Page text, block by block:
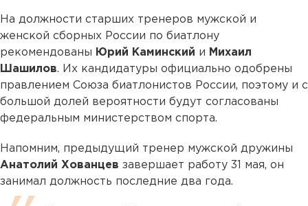
На должности старших тренеров мужской и
женской сборных России по биатлону
рекомендованы Юрий Каминский и Михаил
Шашилов. Их кандидатуры официально одобрены
правлением Союза биатлонистов России, поэтому и с
большой долей вероятности будут согласованы
федеральным министерством спорта.
Напомним, предыдущий тренер мужской дружины
Анатолий Хованцев завершает работу 31 мая, он
занимал должность последние два года.